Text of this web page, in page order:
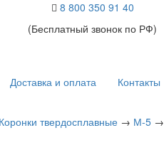
8 800 350 91 40
(Бесплатный звонок по РФ)
Доставка и оплата Контакты
Коронки твердосплавные → М-5 →